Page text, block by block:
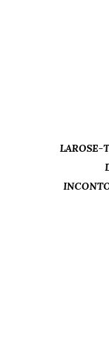
LAROSE-